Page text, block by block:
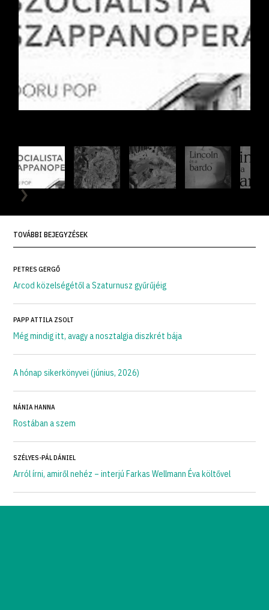
TOVÁBBI BEJEGYZÉSEK
PETRES GERGŐ
Arcod közelségétől a Szaturnusz gyűrűjéig
PAPP ATTILA ZSOLT
Még mindig itt, avagy a nosztalgia diszkrét bája
A hónap sikerkönyvei (június, 2026)
NÁNIA HANNA
Rostában a szem
SZÉLYES-PÁL DÁNIEL
Arról írni, amiről nehéz – interjú Farkas Wellmann Éva költővel